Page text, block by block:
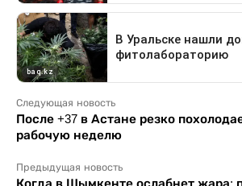
Следующая новость
После +37 в Астане резко
рабочую неделю
Предыдущая новость